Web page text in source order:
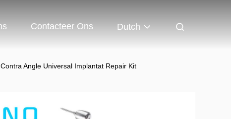
Contacteer Ons Dutch
Angle Universal Implantat Repair Kit